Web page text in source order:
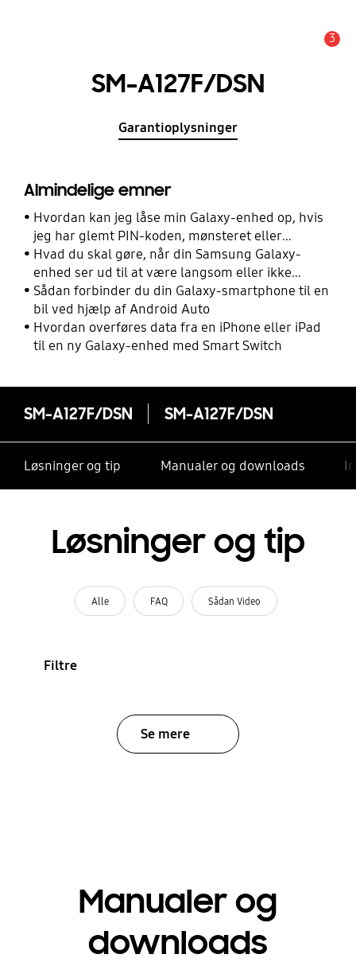
3
SM-A127F/DSN
Garantioplysninger
Almindelige emner
Hvordan kan jeg låse min Galaxy-enhed op, hvis
jeg har glemt PIN-koden, mønsteret eller
adgangskoden?
Hvad du skal gøre, når din Samsung Galaxy-
enhed ser ud til at være langsom eller ikke
reagerer
Sådan forbinder du din Galaxy-smartphone til en
bil ved hjælp af Android Auto
Hvordan overføres data fra en iPhone eller iPad
til en ny Galaxy-enhed med Smart Switch
SM-A127F/DSN SM-A127F/DSN
Løsninger og tip Manualer og downloads
Løsninger og tip
Alle FAQ Sådan Video
Filtre
Se mere
Manualer og
downloads